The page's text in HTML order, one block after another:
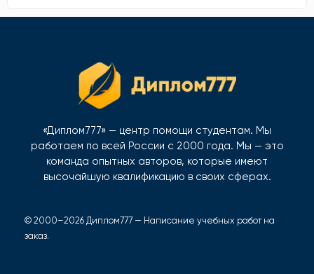
«Диплом777» — центр помощи студентам. Мы
работаем по всей России с 2000 года. Мы — это
команда опытных авторов, которые имеют
высочайшую квалификацию в своих сферах.
© 2000–2026 Диплом777 — Написание учебных работ на
заказ.